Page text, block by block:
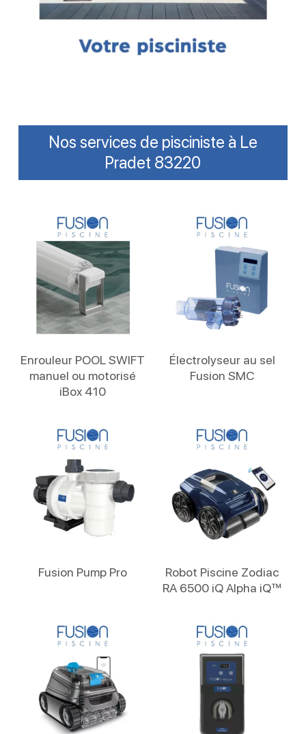
Nos services de pisciniste à Le
Pradet 83220
Enrouleur POOL SWIFT
manuel ou motorisé
iBox 410
Électrolyseur au sel
Fusion SMC
Fusion Pump Pro
Robot Piscine Zodiac
RA 6500 iQ Alpha iQ™